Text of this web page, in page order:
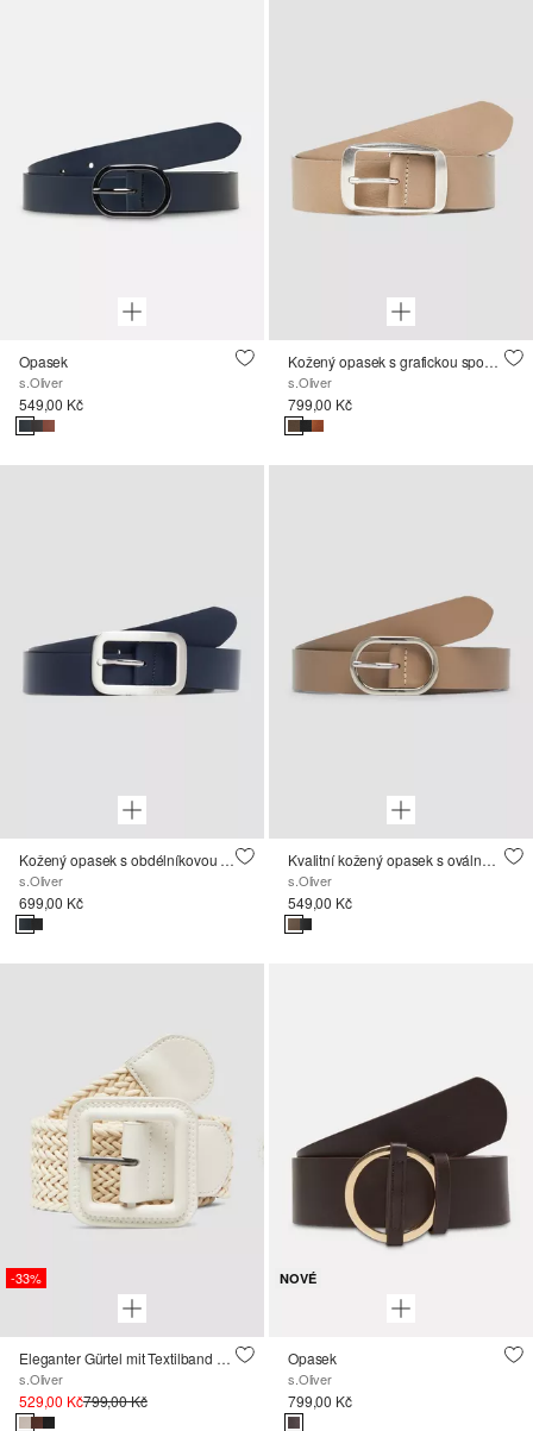
Opasek
s.Oliver
549,00 Kč
Kožený opasek s grafickou sponou
s.Oliver
799,00 Kč
Kožený opasek s obdélníkovou rámovou sponou a detaily loga
s.Oliver
699,00 Kč
Kvalitní kožený opasek s oválnou sponou a detailem loga
s.Oliver
549,00 Kč
-33%
Eleganter Gürtel mit Textilband und Dornschließe
s.Oliver
529,00 Kč799,00 Kč
NOVÉ
Opasek
s.Oliver
799,00 Kč